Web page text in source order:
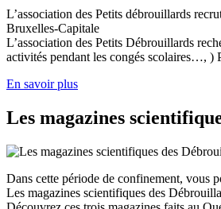
L’association des Petits débrouillards
Bruxelles-Capitale
L’association des Petits Débrouillards
activités pendant les congés scolaires…, )
En savoir plus
Les magazines
Dans cette période de confinement, vous
Les magazines scientifiques des